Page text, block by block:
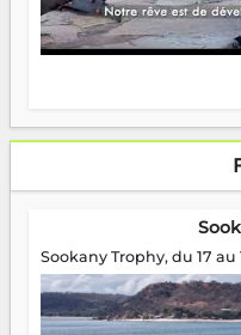
Sookany Trophy, du 17